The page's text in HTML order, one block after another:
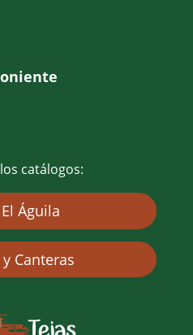
catálogos:
Águila
Canteras